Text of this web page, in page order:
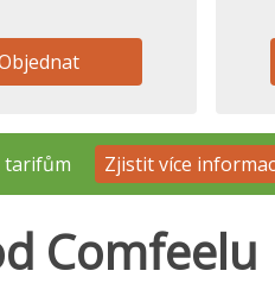
tarifům Zjistit více
Comfeelu